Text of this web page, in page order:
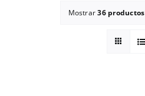
Mostrar36 productos